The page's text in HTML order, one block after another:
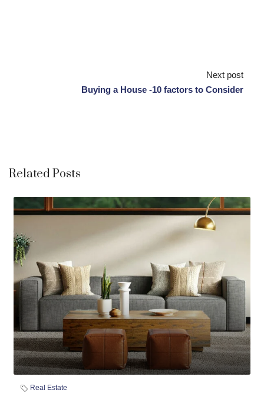
Next post
Buying a House -10 factors to Consider
Related Posts
Real Estate